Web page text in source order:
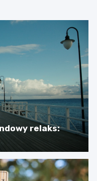
relaks: